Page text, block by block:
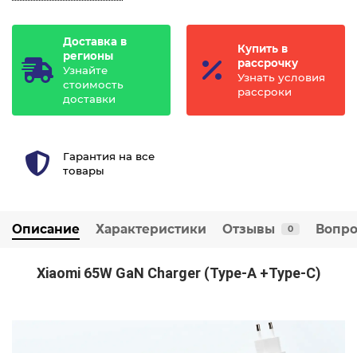
Доставка в
регионы
Узнайте
стоимость
доставки
Купить в
рассрочку
Узнать условия
рассроки
Гарантия на все
товары
Описание Характеристики Отзывы 0
Xiaomi 65W GaN Charger (Type-A +Type-C)